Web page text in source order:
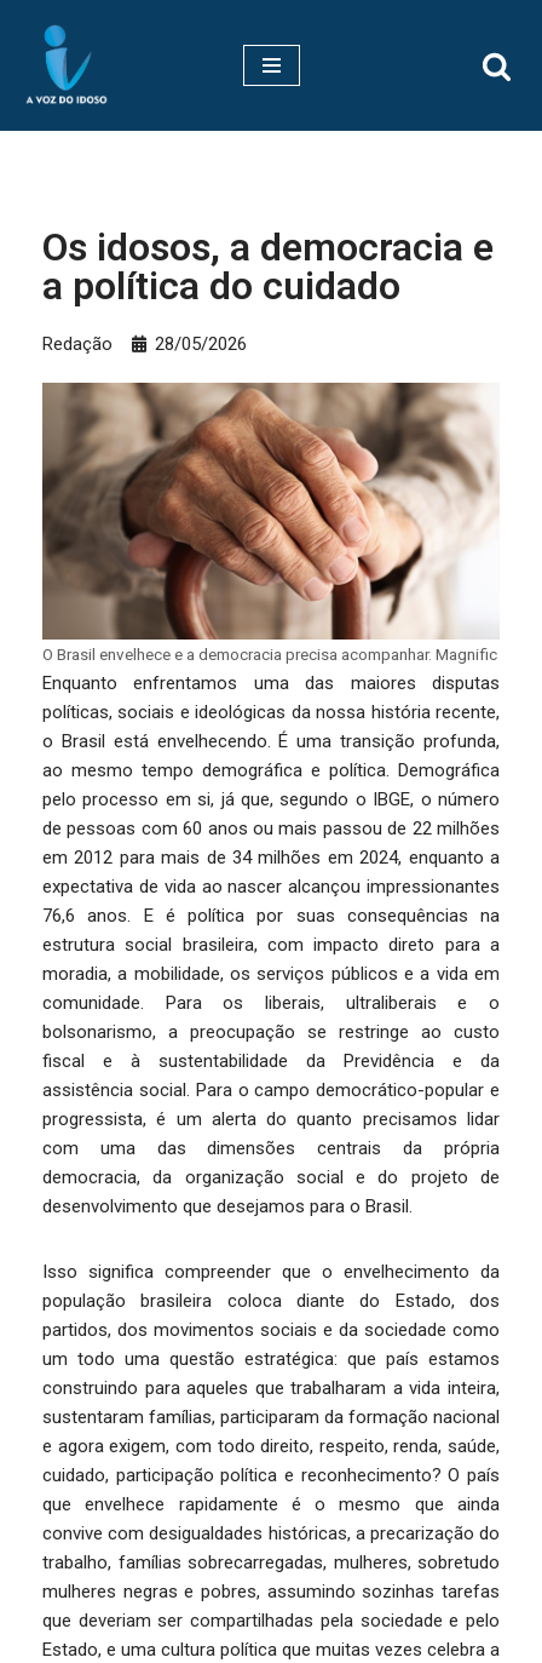
Pular
para
Os idosos, a democracia e
a política do cuidado
Redação 28/05/2026
O Brasil envelhece e a democracia precisa acompanhar. Magnific
Enquanto enfrentamos uma das maiores disputas
políticas, sociais e ideológicas da nossa história recente,
o Brasil está envelhecendo. É uma transição profunda,
ao mesmo tempo demográfica e política. Demográfica
pelo processo em si, já que, segundo o IBGE, o número
de pessoas com 60 anos ou mais passou de 22 milhões
em 2012 para mais de 34 milhões em 2024, enquanto a
expectativa de vida ao nascer alcançou impressionantes
76,6 anos. E é política por suas consequências na
estrutura social brasileira, com impacto direto para a
moradia, a mobilidade, os serviços públicos e a vida em
comunidade. Para os liberais, ultraliberais e o
bolsonarismo, a preocupação se restringe ao custo
fiscal e à sustentabilidade da Previdência e da
assistência social. Para o campo democrático-popular e
progressista, é um alerta do quanto precisamos lidar
com uma das dimensões centrais da própria
democracia, da organização social e do projeto de
desenvolvimento que desejamos para o Brasil.
Isso significa compreender que o envelhecimento da
população brasileira coloca diante do Estado, dos
partidos, dos movimentos sociais e da sociedade como
um todo uma questão estratégica: que país estamos
construindo para aqueles que trabalharam a vida inteira,
sustentaram famílias, participaram da formação nacional
e agora exigem, com todo direito, respeito, renda, saúde,
cuidado, participação política e reconhecimento? O país
que envelhece rapidamente é o mesmo que ainda
convive com desigualdades históricas, a precarização do
trabalho, famílias sobrecarregadas, mulheres, sobretudo
mulheres negras e pobres, assumindo sozinhas tarefas
que deveriam ser compartilhadas pela sociedade e pelo
Estado, e uma cultura política que muitas vezes celebra a